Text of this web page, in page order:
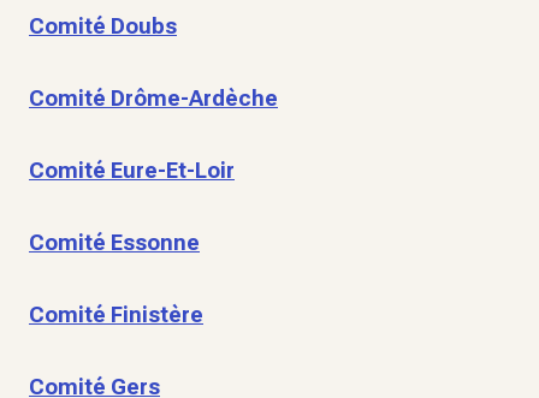
Comité Doubs
Comité Drôme-Ardèche
Comité Eure-Et-Loir
Comité Essonne
Comité Finistère
Comité Gers